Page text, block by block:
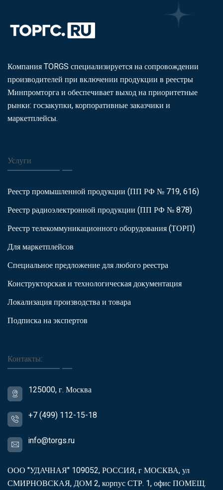
Компания TORGS специализируется на сопровождении
производителей при включении продукции в реестры
Минпромторга и обеспечивает выход на приоритетные
рынки: госзакупки, корпоративные заказчики и
маркетплейсы.
Услуги
Реестр промышленной продукции (ПП РФ № 719, 616)
Реестр радиоэлектронной продукции (ПП РФ № 878)
Реестр телекоммуникационного оборудования (ТОРП)
Для маркетплейсов
Специальное предложение для любого реестра
Конструкторская и технологическая документация
Локализация производства и товара
Подписка на экспертов
Контакты:
125000, г. Москва
+7 (499) 112-15-18
info@torgs.ru
ООО "УДАЧНАЯ" 109052, РОССИЯ, г МОСКВА, ул
СМИРНОВСКАЯ, ДОМ 2, корпус СТР. 1, офис ПОМЕЩ.